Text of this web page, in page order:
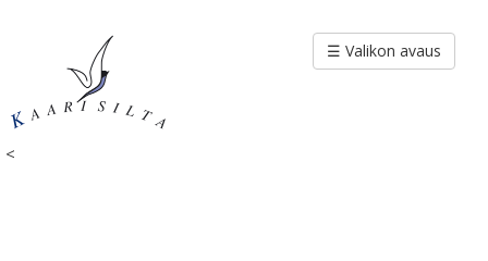
<
☰ Valikon avaus